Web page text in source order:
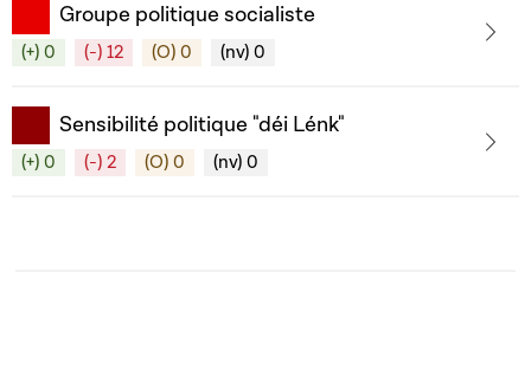
Groupe politique socialiste
(+) 0 (-) 12 (O) 0 (nv) 0
Sensibilité politique "déi Lénk"
(+) 0 (-) 2 (O) 0 (nv) 0